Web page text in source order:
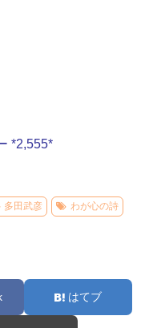
*2,555*
多田武彦
わが心の詩
はてブ